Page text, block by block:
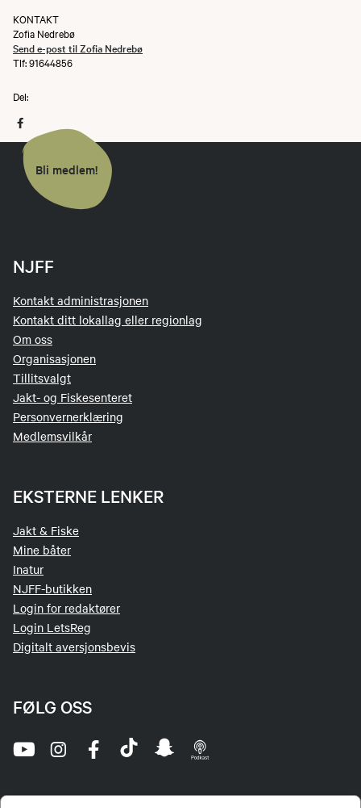
KONTAKT
Zofia Nedrebø
Send e-post til Zofia Nedrebø
Tlf: 91644856
Del:
Bli medlem!
NJFF
Kontakt administrasjonen
Kontakt ditt lokallag eller regionlag
Om oss
Organisasjonen
Tillitsvalgt
Jakt- og Fiskesenteret
Personvernerklæring
Medlemsvilkår
EKSTERNE LENKER
Jakt & Fiske
Mine båter
Inatur
NJFF-butikken
Login for redaktører
Login LetsReg
Digitalt aversjonsbevis
FØLG OSS